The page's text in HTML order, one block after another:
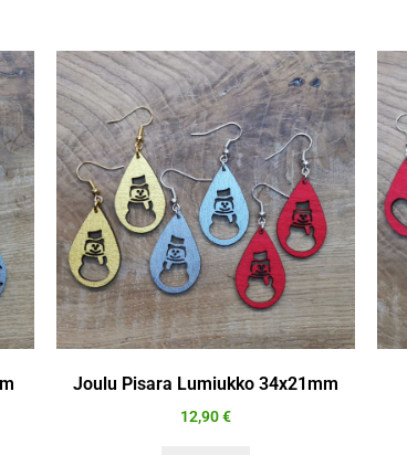
Joulu Pisara Lumiukko 34x21mm
12,90€